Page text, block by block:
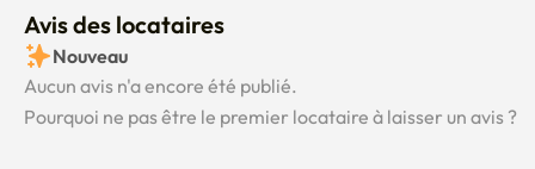
✅️ Je vous donnerai l'adresse détaillée lorsque le contrat
sera confirmé.
✅️ Vous devez apporter des produits d'hygiène
personnelle (dips, serviettes, brosses à dents, dentifrice,
shampoing et lavage du corps) 😥
Avis des locataires
Nouveau
Aucun avis n'a encore été publié.
Pourquoi ne pas être le premier locataire à laisser un avis ?